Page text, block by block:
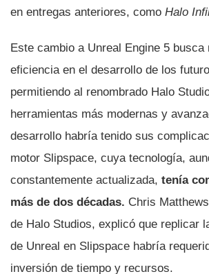
en entregas anteriores, como Halo
Este cambio a Unreal Engine 5 busca
eficiencia en el desarrollo de los
permitiendo al renombrado Halo
herramientas más modernas y
desarrollo habría tenido sus
motor Slipspace, cuya tecnología,
constantemente actualizada, tenía
más de dos décadas. Chris
de Halo Studios, explicó que replicar
de Unreal en Slipspace habría
inversión de tiempo y recursos.